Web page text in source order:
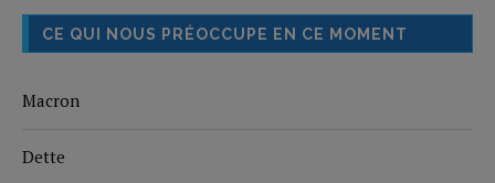
CE QUI NOUS PRÉOCCUPE EN CE MOMENT
Macron
Dette